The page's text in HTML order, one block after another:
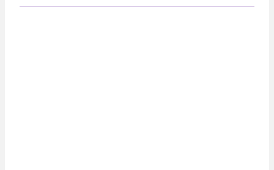
нескольких месяцев. Детей превращают в